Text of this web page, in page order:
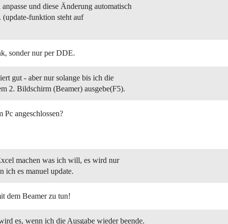
und diese Änderung automatisch
(update-funktion steht auf
sonder nur per DDE.
gut - aber nur solange bis ich die
2. Bildschirm (Beamer) ausgebe(F5).
Pc angeschlossen?
machen was ich will, es wird nur
ich es manuel update.
dem Beamer zu tun!
es, wenn ich die Ausgabe wieder beende.